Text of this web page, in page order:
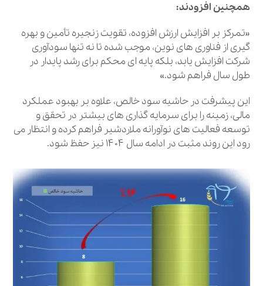
همچنین افزودند:
«تمرکز بر افزایش ارزش افزوده، تقویت زنجیره تأمین و بهره‌
گیری از فناوری‌ های نوین، موجب شده تا نه تنها سودآوری
شرکت افزایش یابد، بلکه پایه‌ ای محکم برای رشد پایدار در
طول سال فراهم شود.»
این پیشرفت در حاشیه سود خالص، علاوه بر بهبود عملکرد
مالی، زمینه را برای سرمایه‌ گذاری‌ های بیشتر در تحقق و
توسعه فعالیت‌ های نوآورانه ملاردشیر فراهم کرده و انتظار می‌
رود این روند مثبت در ادامه سال ۱۴۰۴ نیز حفظ شود.